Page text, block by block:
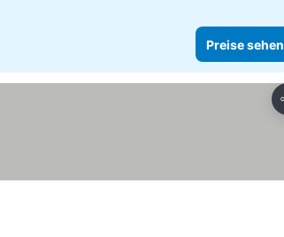
Preise sehen